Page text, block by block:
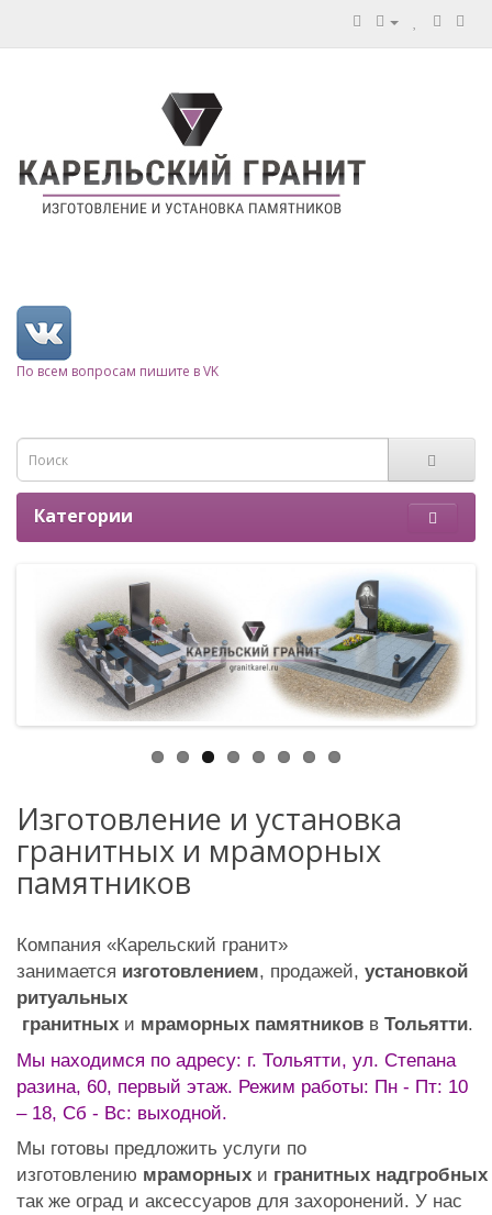
По всем вопросам пишите в VK
Категории
Изготовление и установка
гранитных и мраморных
памятников
Компания «Карельский гранит»
занимается изготовлением, продажей, установкой
ритуальных
гранитных и мраморных памятников в Тольятти.
Мы находимся по адресу: г. Тольятти, ул. Степана
разина, 60, первый этаж. Режим работы: Пн - Пт: 10
– 18, Сб - Вс: выходной.
Мы готовы предложить услуги по
изготовлению мраморных и гранитных надгробных
так же оград и аксессуаров для захоронений. У нас